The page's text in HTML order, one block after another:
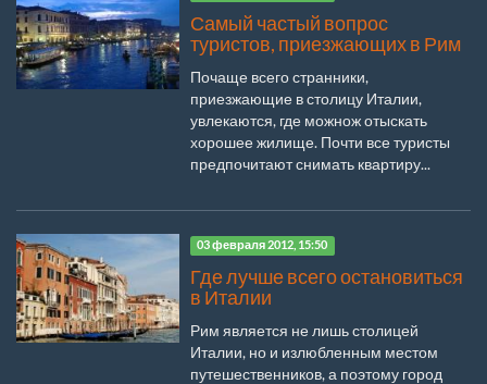
Самый частый вопрос
туристов, приезжающих в Рим
Почаще всего странники,
приезжающие в столицу Италии,
увлекаются, где можнож отыскать
хорошее жилище. Почти все туристы
предпочитают снимать квартиру...
03 февраля 2012, 15:50
Где лучше всего остановиться
в Италии
Рим является не лишь столицей
Италии, но и излюбленным местом
путешественников, а поэтому город